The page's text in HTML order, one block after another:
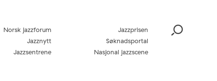
Norsk jazzforum
Jazzprisen
Jazznytt
Søknadsportal
Jazzsentrene
Nasjonal jazzscene